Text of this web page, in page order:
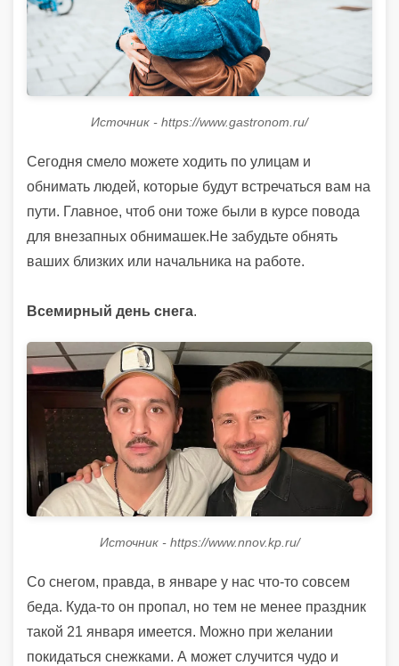
Источник - https://www.gastronom.ru/
Сегодня смело можете ходить по улицам и
обнимать людей, которые будут встречаться вам на
пути. Главное, чтоб они тоже были в курсе повода
для внезапных обнимашек.Не забудьте обнять
ваших близких или начальника на работе.
Всемирный день снега.
Источник - https://www.nnov.kp.ru/
Со снегом, правда, в январе у нас что-то совсем
беда. Куда-то он пропал, но тем не менее праздник
такой 21 января имеется. Можно при желании
покидаться снежками. А может случится чудо и